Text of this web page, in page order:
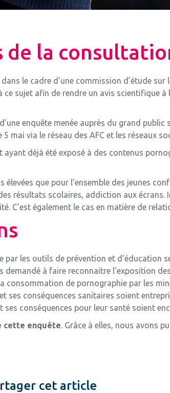
de la
le cadre d’une commission d’étude
sujet afin de rendre un avis scientifique à
enquête menée auprès du grand
mai via le réseau des AFC et les réseaux
déjà été exposé à des contenus
que pour l’ensemble des jeunes
résultats scolaires, addiction aux
C’est également le cas en matière de
les outils de prévention et d’éducation
à faire reconnaitre l’exposition
de pornographie par les
conséquences sanitaires soient
conséquences pour leur santé soient
cette enquête. Grâce à elles, nous avons
cet article